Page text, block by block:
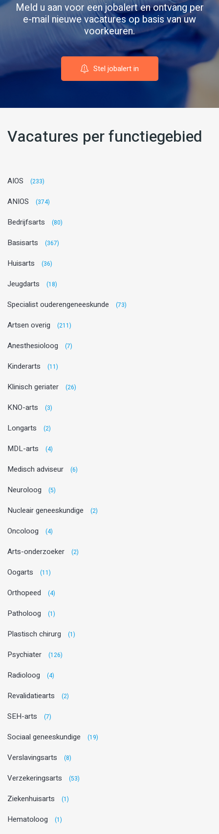
Meld u aan voor een jobalert en ontvang per
e-mail nieuwe vacatures op basis van uw
voorkeuren.
Stel jobalert in
Vacatures per functiegebied
AIOS (233)
ANIOS (374)
Bedrijfsarts (80)
Basisarts (367)
Huisarts (36)
Jeugdarts (18)
Specialist ouderengeneeskunde (73)
Artsen overig (211)
Anesthesioloog (7)
Kinderarts (11)
Klinisch geriater (26)
KNO-arts (3)
Longarts (2)
MDL-arts (4)
Medisch adviseur (6)
Neuroloog (5)
Nucleair geneeskundige (2)
Oncoloog (4)
Arts-onderzoeker (2)
Oogarts (11)
Orthopeed (4)
Patholoog (1)
Plastisch chirurg (1)
Psychiater (126)
Radioloog (4)
Revalidatiearts (2)
SEH-arts (7)
Sociaal geneeskundige (19)
Verslavingsarts (8)
Verzekeringsarts (53)
Ziekenhuisarts (1)
Hematoloog (1)